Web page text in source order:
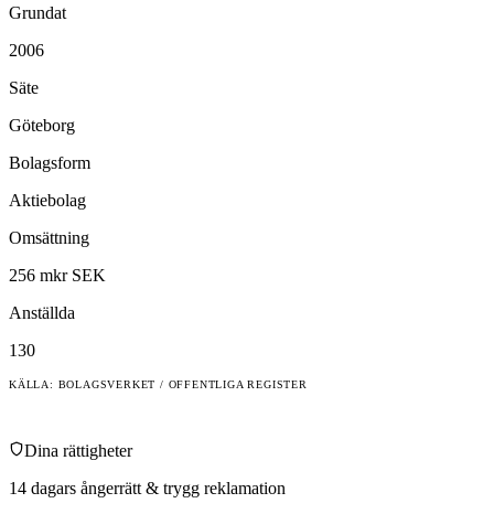
Grundat
2006
Säte
Göteborg
Bolagsform
Aktiebolag
Omsättning
256 mkr SEK
Anställda
130
KÄLLA: BOLAGSVERKET / OFFENTLIGA REGISTER
Dina rättigheter
14 dagars ångerrätt & trygg reklamation